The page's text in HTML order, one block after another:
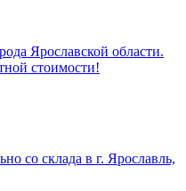
Ярославской области.
стоимости!
со склада в г. Ярославль,